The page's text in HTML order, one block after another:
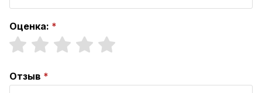
Оценка:
Отзыв